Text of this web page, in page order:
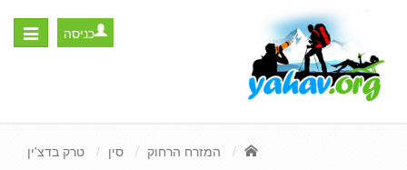
Toggle
כניסה
המזרח הרחוק סין טרק בדצ'ין